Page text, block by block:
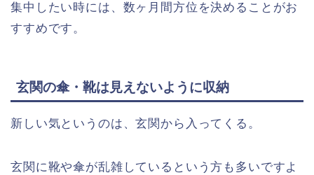
集中したい時には、数ヶ月間方位を決めることがお
すすめです。
玄関の傘・靴は見えないように収納
新しい気というのは、玄関から入ってくる。
玄関に靴や傘が乱雑しているという方も多いですよ